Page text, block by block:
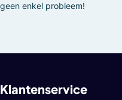
geen enkel probleem!
Klantenservice